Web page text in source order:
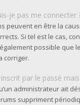
je pas me connecter
peuvent en être la
Si tel est le cas,
possible que
corriger.
inscrit par le passé
administrateur ait
suppriment